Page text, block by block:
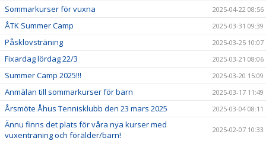
Sommarkurser för vuxna 2025-04-22 08:56
ÅTK Summer Camp 2025-03-31 09:39
Påsklovsträning 2025-03-25 10:07
Fixardag lördag 22/3 2025-03-21 08:06
Summer Camp 2025!!! 2025-03-20 15:09
Anmälan till sommarkurser för barn 2025-03-17 11:49
Årsmöte Åhus Tennisklubb den 23 mars 2025 2025-03-04 08:11
Ännu finns det plats för våra nya kurser med
vuxenträning och förälder/barn!
2025-02-07 10:33